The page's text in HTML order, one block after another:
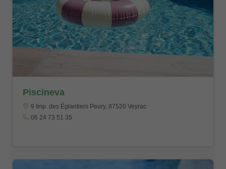
Piscineva
9 Imp. des Églantiers Peury, 87520 Veyrac
06 24 73 51 35